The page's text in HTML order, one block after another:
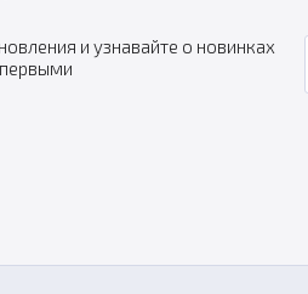
и узнавайте о новинках